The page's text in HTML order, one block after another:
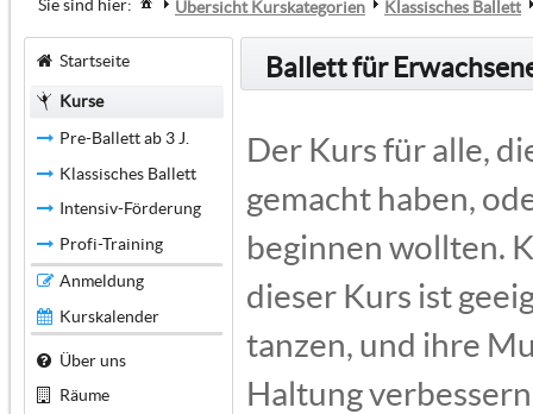
Sie sind hier: Übersicht Kurskategorien Klassisches Ballett
Startseite
Kurse
Pre-Ballett ab 3 J.
Klassisches Ballett
Intensiv-Förderung
Profi-Training
Anmeldung
Kurskalender
Über uns
Räume
Ballett für
Der Kurs für alle,
gemacht haben,
beginnen wollten.
dieser Kurs ist
tanzen, und ihre
Haltung